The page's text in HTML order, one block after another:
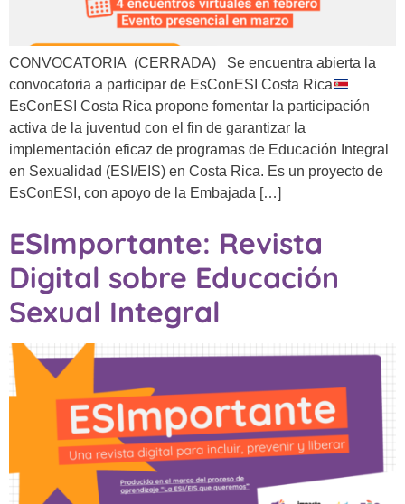
CONVOCATORIA (CERRADA) Se encuentra abierta la
convocatoria a participar de EsConESI Costa Rica
EsConESI Costa Rica propone fomentar la participación
activa de la juventud con el fin de garantizar la
implementación eficaz de programas de Educación Integral
en Sexualidad (ESI/EIS) en Costa Rica. Es un proyecto de
EsConESI, con apoyo de la Embajada […]
ESImportante: Revista
Digital sobre Educación
Sexual Integral